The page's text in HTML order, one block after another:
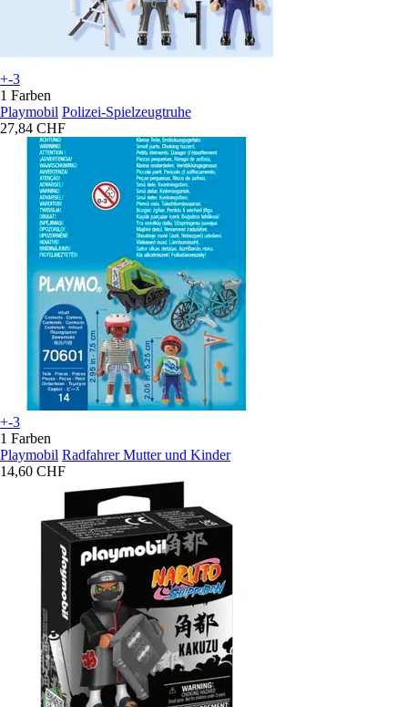
+-3
1 Farben
Playmobil Polizei-Spielzeugtruhe
27,84 CHF
+-3
1 Farben
Playmobil Radfahrer Mutter und Kinder
14,60 CHF